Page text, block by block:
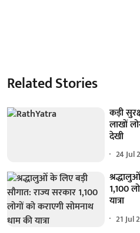
Related Stories
कड़ी
लाखों
देखी
24 Jul
1,100
यात्रा
21 Jul